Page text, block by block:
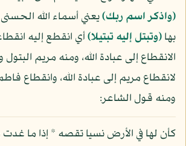
(واذكر اسم ربك)يعني أسماء الله الحسنى
بها(وتبتل إليه تبتيلا)أي انقطع إليه
الانقطاع إلى عبادة الله، ومنه مريم
لانقطاع مريم إلى عبادة الله، وانقطاع
ومنه قول الشاعر:
كأن لها في الأرض نسيا تقصه * إذا ما